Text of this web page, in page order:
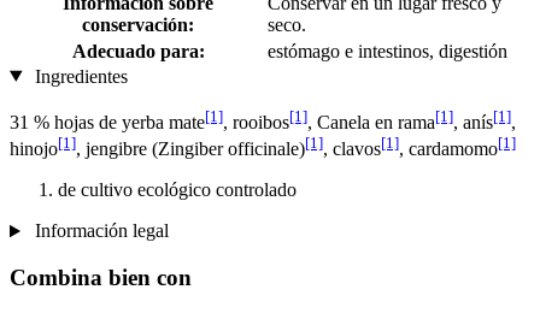
conservación:
seco.
Adecuado para:
estómago e intestinos, digestión
Ingredientes
31 % hojas de yerba mate[1], rooibos[1], Canela en rama[1], anís[1],
hinojo[1], jengibre (Zingiber officinale)[1], clavos[1], cardamomo[1]
de cultivo ecológico controlado
Información legal
Combina bien con